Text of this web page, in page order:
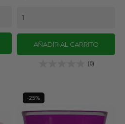
AÑADIR AL CARRITO
(0)
-25%